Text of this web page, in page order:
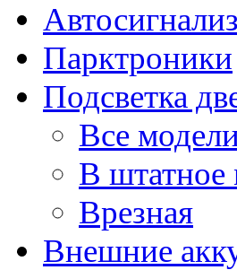
Парктроники
Подсветка
Все
В штатное
Врезная
Внешние